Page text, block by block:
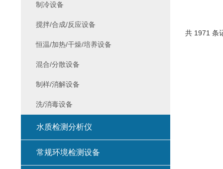
共 1971 条
制冷设备
搅拌/合成/反应设备
恒温/加热/干燥/培养设备
混合/分散设备
制样/消解设备
洗/消毒设备
水质检测分析仪
常规环境检测设备